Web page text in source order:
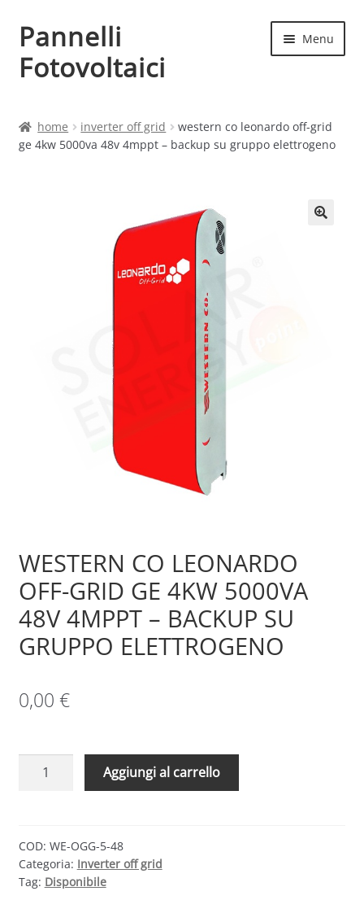
Vai
alla
navigazione
Vai
al
contenuto
Pannelli
Fotovoltaici
Menu
Cart
home inverter off grid
western co leonardo off-grid
ge 4kw 5000va 48v 4mppt – backup su gruppo elettrogeno
WESTERN CO LEONARDO
OFF-GRID GE 4KW 5000VA
48V 4MPPT – BACKUP SU
GRUPPO ELETTROGENO
0,00 €
WESTERN
GRID
GE
4KW
Aggiungi al carrello
COD: WE-OGG-5-48
Categoria: Inverter off grid
Tag: Disponibile